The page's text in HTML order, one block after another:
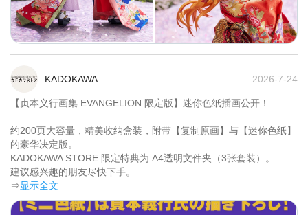
KADOKAWA 2026-7-24
【贞本义行画集 EVANGELION 限定版】迷你色纸插画公开！
约200页大容量，精美收纳盒装，附带【复制原画】与【迷你色纸】
的豪华决定版。
KADOKAWA STORE 限定特典为 A4透明文件夹（3张套装）。
⇒显示全文